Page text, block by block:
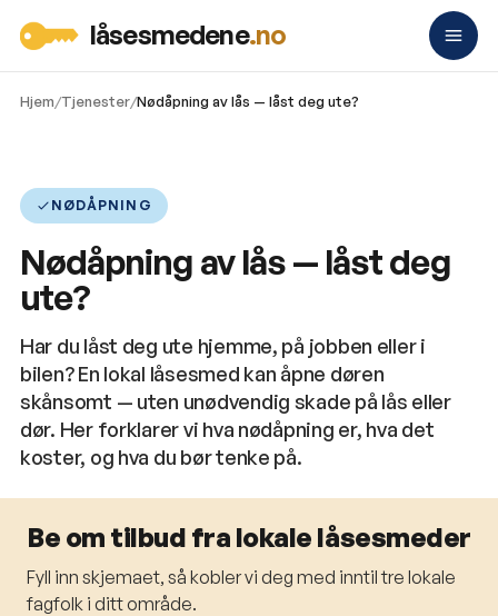
låsesmedene.no
Hjem/Tjenester/Nødåpning av lås — låst deg ute?
NØDÅPNING
Nødåpning av lås — låst deg
ute?
Har du låst deg ute hjemme, på jobben eller i
bilen? En lokal låsesmed kan åpne døren
skånsomt — uten unødvendig skade på lås eller
dør. Her forklarer vi hva nødåpning er, hva det
koster, og hva du bør tenke på.
Be om tilbud fra lokale låsesmeder
Fyll inn skjemaet, så kobler vi deg med inntil tre lokale
fagfolk i ditt område.